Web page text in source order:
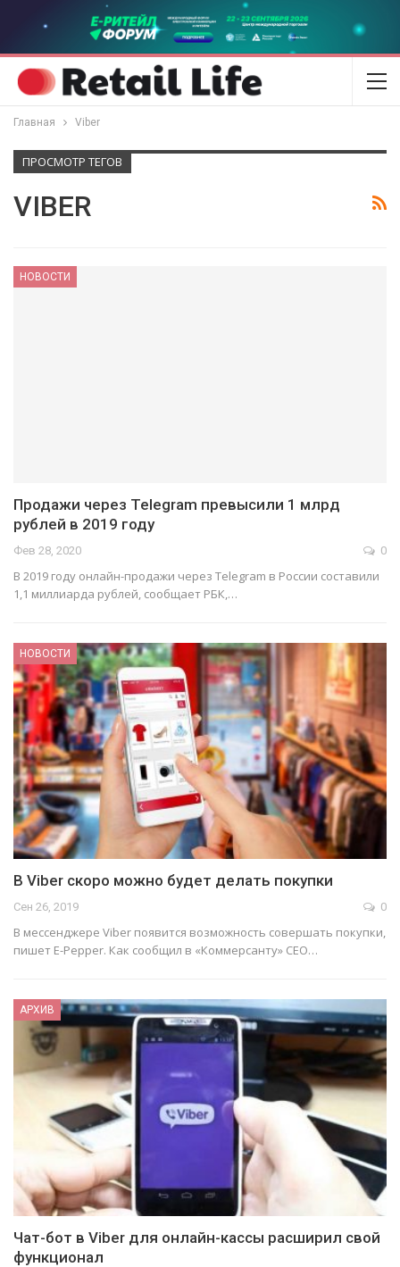
Главная Viber
ПРОСМОТР ТЕГОВ
VIBER
НОВОСТИ
Продажи через Telegram превысили 1 млрд
рублей в 2019 году
Фев 28, 2020 0
В 2019 го­ду он­лайн-про­да­жи че­рез Telegram в Рос­сии со­ста­ви­ли
1,1 мил­ли­ар­да руб­лей, со­об­ща­ет РБК,…
НОВОСТИ
В Viber скоро можно будет делать покупки
Сен 26, 2019 0
В мессенджере Viber появится возможность совершать покупки,
пишет E-Pepper. Как сообщил в «Коммерсанту» CEO…
АРХИВ
Чат-бот в Viber для онлайн-кассы расширил свой
функционал